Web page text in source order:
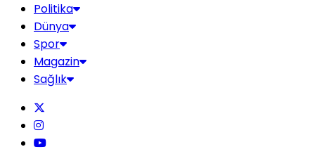
Politika
Dünya
Spor
Magazin
Sağlık